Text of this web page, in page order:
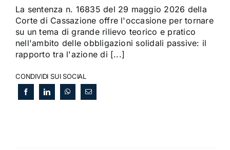
La sentenza n. 16835 del 29 maggio 2026 della
Corte di Cassazione offre l'occasione per tornare
su un tema di grande rilievo teorico e pratico
nell'ambito delle obbligazioni solidali passive: il
rapporto tra l'azione di [...]
CONDIVIDI SUI SOCIAL